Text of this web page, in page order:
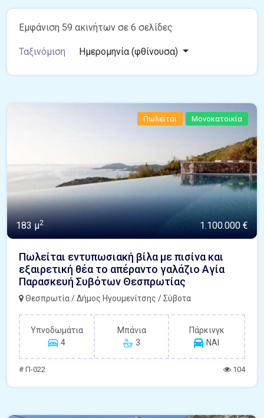
Εμφάνιση 59 ακινήτων σε 6 σελίδες
Ταξινόμιση Ημερομηνία (φθίνουσα)
Πωλείται Μονοκατοικία
183 μ2 1.100.000 €
Πωλείται εντυπωσιακή βίλα με πισίνα και
εξαιρετική θέα το απέραντο γαλάζιο Αγία
Παρασκευή Συβότων Θεσπρωτίας
Θεσπρωτία / Δήμος Ηγουμενίτσης / Σύβοτα
Υπνοδωμάτια
4
Μπάνια
3
Πάρκινγκ
ΝΑΙ
# Π-022 104